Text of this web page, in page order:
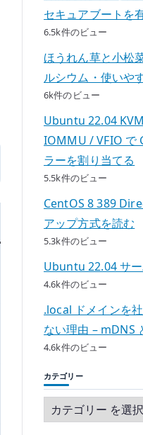
セキュアブートを
6.5k件のビュー
ほうれん草と小松
ルシウム・使いや
6k件のビュー
Ubuntu 22.04
IOMMU / VFIO で
ラーを割り当てる
5.5k件のビュー
CentOS 8 389
アップ方式を読む
5.3k件のビュー
Ubuntu 22.04 サ
4.6k件のビュー
.local ドメインを
ない理由 – mDNS
4.6k件のビュー
カテゴリー